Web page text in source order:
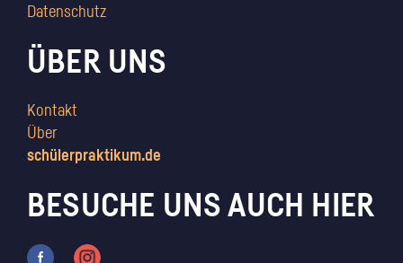
Datenschutz
ÜBER UNS
Kontakt
Über
schülerpraktikum.de
BESUCHE UNS AUCH HIER